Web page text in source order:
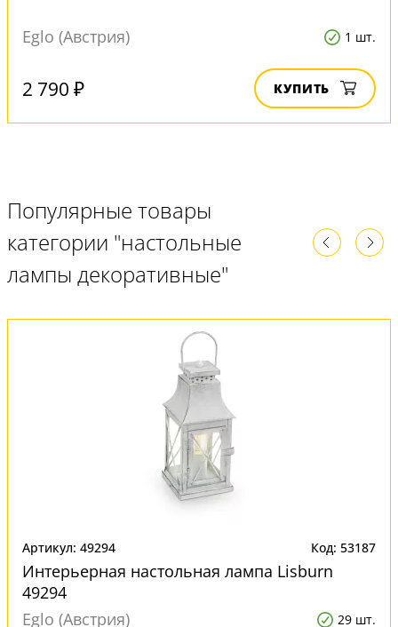
Eglo (Австрия) 1 шт.
2 790 ₽ КУПИТЬ
Популярные товары
категории "настольные
лампы декоративные"
Артикул: 49294 Код: 53187
Интерьерная настольная лампа Lisburn
49294
Eglo (Австрия)
29 шт.